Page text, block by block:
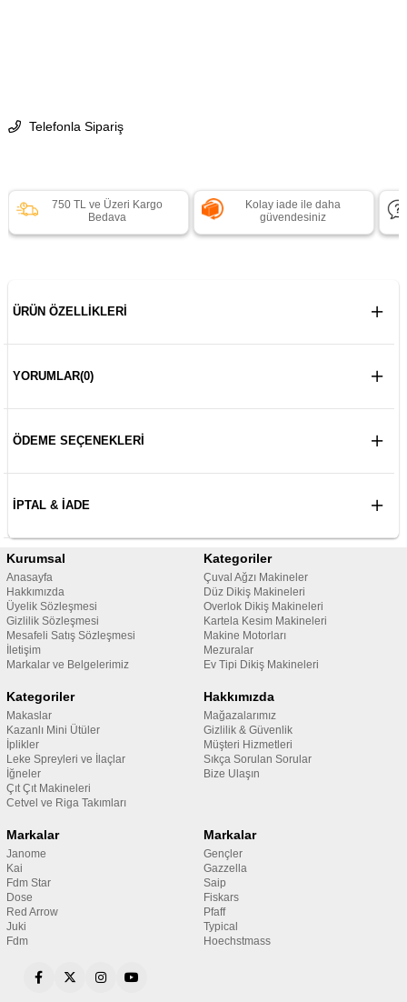
Telefonla Sipariş
750 TL ve Üzeri Kargo
Bedava
Kolay iade ile daha
güvendesiniz
ÜRÜN ÖZELLIKLERI
YORUMLAR(0)
ÖDEME SEÇENEKLERI
İPTAL & İADE
Kurumsal
Anasayfa
Hakkımızda
Üyelik Sözleşmesi
Gizlilik Sözleşmesi
Mesafeli Satış Sözleşmesi
İletişim
Markalar ve Belgelerimiz
Kategoriler
Çuval Ağzı Makineler
Düz Dikiş Makineleri
Overlok Dikiş Makineleri
Kartela Kesim Makineleri
Makine Motorları
Mezuralar
Ev Tipi Dikiş Makineleri
Kategoriler
Makaslar
Kazanlı Mini Ütüler
İplikler
Leke Spreyleri ve İlaçlar
İğneler
Çıt Çıt Makineleri
Cetvel ve Riga Takımları
Hakkımızda
Mağazalarımız
Gizlilik & Güvenlik
Müşteri Hizmetleri
Sıkça Sorulan Sorular
Bize Ulaşın
Markalar
Janome
Kai
Fdm Star
Dose
Red Arrow
Juki
Fdm
Markalar
Gençler
Gazzella
Saip
Fiskars
Pfaff
Typical
Hoechstmass